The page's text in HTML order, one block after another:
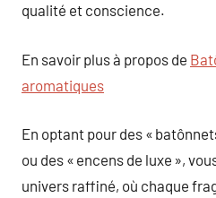
qualité et conscience.
En savoir plus à propos de
aromatiques
En optant pour des «
ou des « encens de luxe »,
univers raffiné, où chaque